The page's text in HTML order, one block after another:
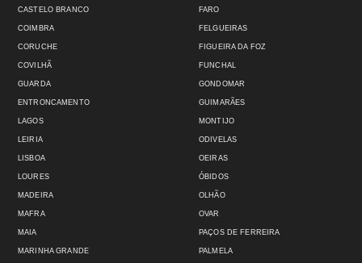
CASTELO BRANCO
COIMBRA
CORUCHE
COVILHÃ
GUARDA
ENTRONCAMENTO
FARO
FELGUEIRAS
FIGUEIRA DA FOZ
FUNCHAL
GONDOMAR
GUIMARÃES
LAGOS
LEIRIA
LISBOA
LOURES
MADEIRA
MAFRA
MAIA
MARINHA GRANDE
MONTIJO
ODIVELAS
OEIRAS
ÓBIDOS
OLHÃO
OVAR
PAÇOS DE FERREIRA
PALMELA